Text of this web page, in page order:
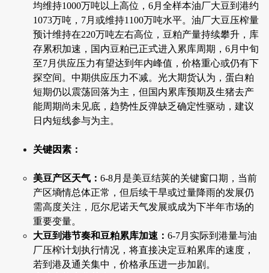
均维持1000万吨以上高位，6月全样本油厂大豆到港约
1073万吨，7月或维持1100万吨水平。油厂大豆压榨量
预计维持在220万吨左右高位，豆粕产量持续攀升，库
存累积加速，国内豆粕已正式进入累库周期，6月中旬
至7月供应压力有望达到年内峰值，价格重心或仍有下
探空间。中期供应压力不减。光大期货认为，蛋白粕
短期仍以震荡回落为主，但国内累库预期及生猪去产
能周期尚未见底，趋势性反弹缺乏确定性驱动，建议
日内短线参与为主。
关键因素：
美豆产区天气： 6-8月是美豆结荚的关键窗口期，当前
产区墒情总体正常，但后续干旱或过量降雨的发展仍
需高度关注，厄尔尼诺天气发展或成为下半年市场的
重要变量。
大豆到港节奏和豆粕累库加速： 6-7月实际到港量与油
厂压榨计划执行情况，将直接决定豆粕累库的速度，
若到港及通关集中，价格承压进一步加剧。